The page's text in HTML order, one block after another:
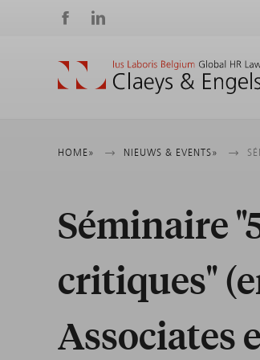
Social
media
Kruimelpad
HOME NIEUWS & EVENTS
Séminaire
critiques"
Associates